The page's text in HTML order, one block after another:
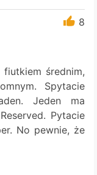
8
fiutkiem średnim,
Spytacie
Jeden ma
Pytacie
No pewnie, że